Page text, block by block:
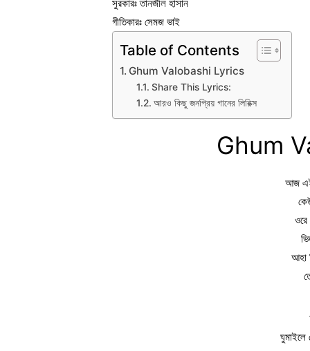
গীতিকারঃ সেমজ ভাই
Table of Contents
Ghum Valobashi Lyrics
Share This Lyrics:
আরও কিছু জনপ্রিয় গানের লিরিক্স
Ghum
আজ এই
আহা
ঘুমাইলে